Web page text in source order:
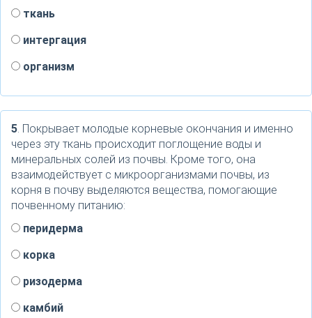
ткань
интергация
организм
5. Покрывает молодые корневые окончания и именно
через эту ткань происходит поглощение воды и
минеральных солей из почвы. Кроме того, она
взаимодействует с микроорганизмами почвы, из
корня в почву выделяются вещества, помогающие
почвенному питанию:
перидерма
корка
ризодерма
камбий